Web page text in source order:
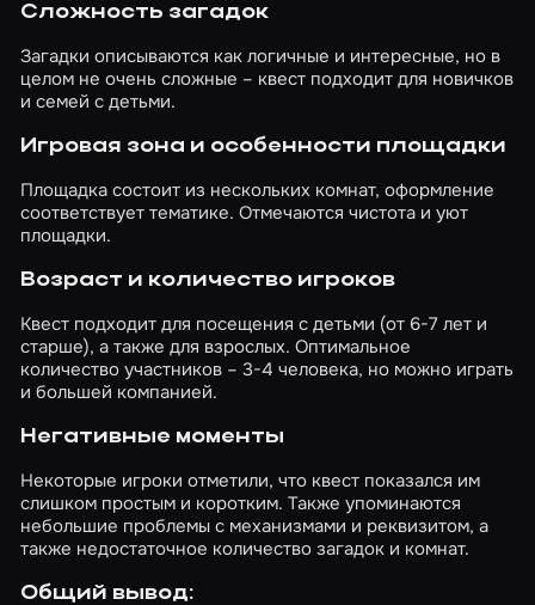
Сложность загадок
Загадки описываются как логичные и интересные, но в
целом не очень сложные – квест подходит для новичков
и семей с детьми.
Игровая зона и особенности площадки
Площадка состоит из нескольких комнат, оформление
соответствует тематике. Отмечаются чистота и уют
площадки.
Возраст и количество игроков
Квест подходит для посещения с детьми (от 6-7 лет и
старше), а также для взрослых. Оптимальное
количество участников – 3-4 человека, но можно играть
и большей компанией.
Негативные моменты
Некоторые игроки отметили, что квест показался им
слишком простым и коротким. Также упоминаются
небольшие проблемы с механизмами и реквизитом, а
также недостаточное количество загадок и комнат.
Общий вывод: